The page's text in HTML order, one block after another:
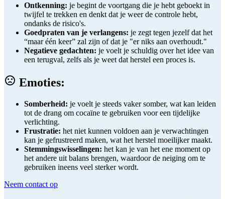
Ontkenning: je begint de voortgang die je hebt geboekt in
twijfel te trekken en denkt dat je weer de controle hebt,
ondanks de risico's.
Goedpraten van je verlangens: je zegt tegen jezelf dat het
“maar één keer” zal zijn of dat je "er niks aan overhoudt."
Negatieve gedachten: je voelt je schuldig over het idee van
een terugval, zelfs als je weet dat herstel een proces is.
Emoties:
Somberheid: je voelt je steeds vaker somber, wat kan leiden
tot de drang om cocaïne te gebruiken voor een tijdelijke
verlichting.
Frustratie: het niet kunnen voldoen aan je verwachtingen
kan je gefrustreerd maken, wat het herstel moeilijker maakt.
Stemmingswisselingen: het kan je van het ene moment op
het andere uit balans brengen, waardoor de neiging om te
gebruiken ineens veel sterker wordt.
Neem contact op